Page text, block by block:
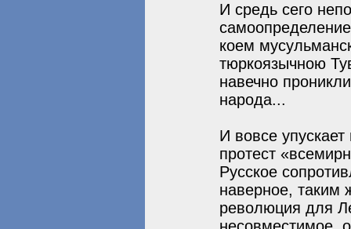
И средь сего
коем
тюркоязычною
навечно
народа...
И вовсе
протест
Русское
наверное, таким
революция для